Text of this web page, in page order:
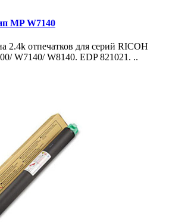
MP W7140
2.4k отпечатков для серий RICOH
W7140/ W8140. EDP 821021. ..